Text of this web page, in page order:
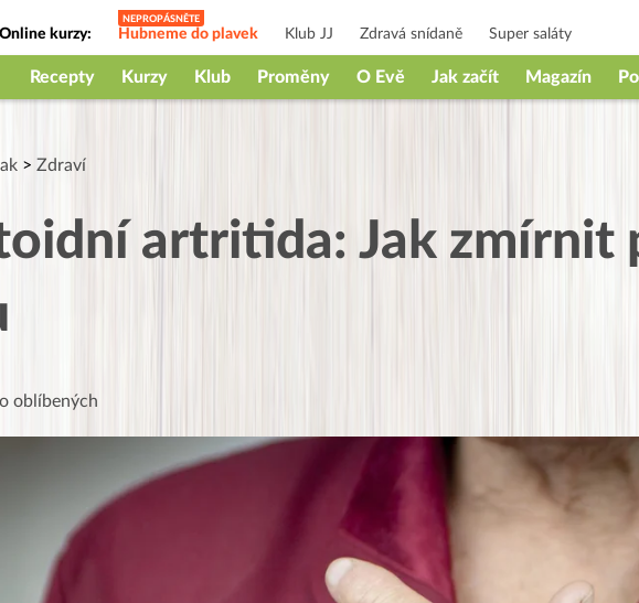
Online kurzy: Hubneme do plavek Klub JJ Zdravá snídaně Super saláty
Jak na babičky
Recepty Kurzy Klub Proměny O Evě Jak začít Magazín
> Zdraví
artritida: Jak zmírnit
oblíbených